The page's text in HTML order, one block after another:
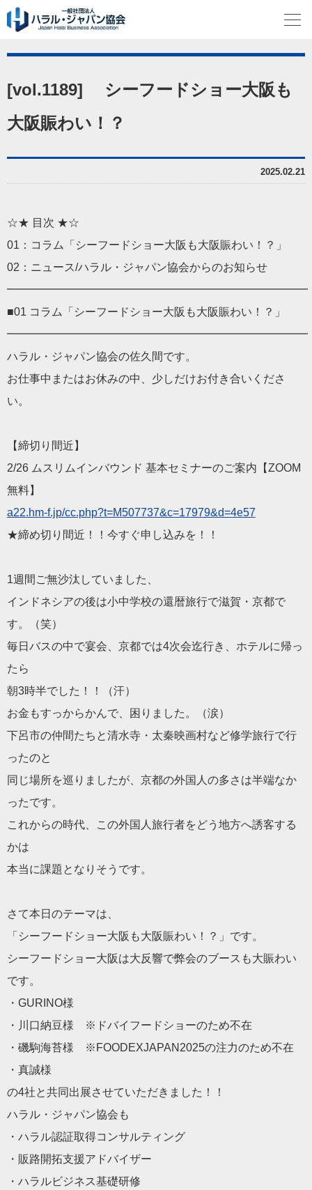
[vol.1189] シーフードショー大阪も
大阪賑わい！？
2025.02.21
☆★ 目次 ★☆
01：コラム「シーフードショー大阪も大阪賑わい！？」
02：ニュース/ハラル・ジャパン協会からのお知らせ
━━━━━━━━━━━━━━━━━━━━━━━━━━━
■01 コラム「シーフードショー大阪も大阪賑わい！？」
━━━━━━━━━━━━━━━━━━━━━━━━━━━
ハラル・ジャパン協会の佐久間です。
お仕事中またはお休みの中、少しだけお付き合いくださ
い。
【締切り間近】
2/26 ムスリムインバウンド 基本セミナーのご案内【ZOOM
無料】
a22.hm-f.jp/cc.php?t=M507737&c=17979&d=4e57
★締め切り間近！！今すぐ申し込みを！！
1週間ご無沙汰していました、
インドネシアの後は小中学校の還暦旅行で滋賀・京都で
す。（笑）
毎日バスの中で宴会、京都では4次会迄行き、ホテルに帰っ
たら
朝3時半でした！！（汗）
お金もすっからかんで、困りました。（涙）
下呂市の仲間たちと清水寺・太秦映画村など修学旅行で行
ったのと
同じ場所を巡りましたが、京都の外国人の多さは半端なか
ったです。
これからの時代、この外国人旅行者をどう地方へ誘客する
かは
本当に課題となりそうです。
さて本日のテーマは、
「シーフードショー大阪も大阪賑わい！？」です。
シーフードショー大阪は大反響で弊会のブースも大賑わい
です。
・GURINO様
・川口納豆様 ※ドバイフードショーのため不在
・磯駒海苔様 ※FOODEXJAPAN2025の注力のため不在
・真誠様
の4社と共同出展させていただきました！！
ハラル・ジャパン協会も
・ハラル認証取得コンサルティング
・販路開拓支援アドバイザー
・ハラルビジネス基礎研修